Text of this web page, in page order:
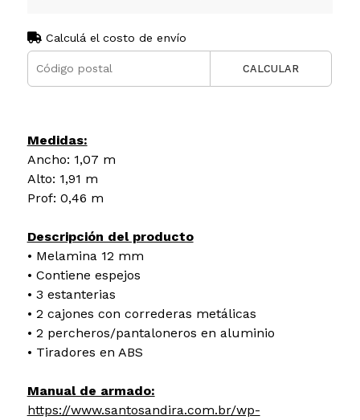
Calculá el costo de envío
CALCULAR
Medidas:
Ancho: 1,07 m
Alto: 1,91 m
Prof: 0,46 m
Descripción del producto
• Melamina 12 mm
• Contiene espejos
• 3 estanterias
• 2 cajones con correderas metálicas
• 2 percheros/pantaloneros en aluminio
• Tiradores en ABS
Manual de armado:
https://www.santosandira.com.br/wp-